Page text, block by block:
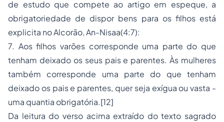
de estudo que compete ao artigo em espeque, a
obrigatoriedade de dispor bens para os filhos está
explicita no Alcorão,An-Nisaa(4:7):
7. Aos filhos varões corresponde uma parte do que
tenham deixado os seus pais e parentes. Às mulheres
também corresponde uma parte do que tenham
deixado os pais e parentes, quer seja exígua ou vasta -
uma quantia obrigatória.[12]
Da leitura do verso acima extraído do texto sagrado